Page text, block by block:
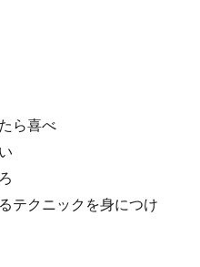
ら喜べ
テクニックを身につけ